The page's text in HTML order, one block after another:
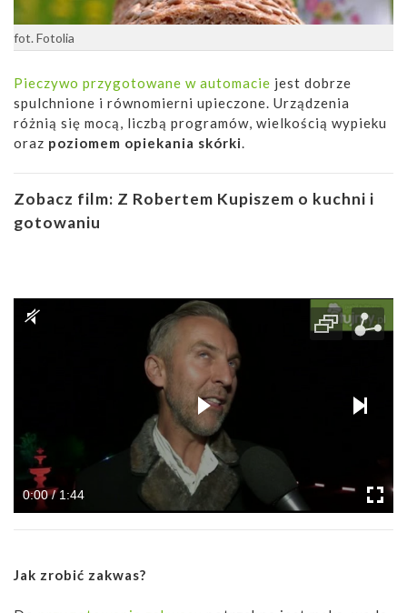
fot. Fotolia
Pieczywo przygotowane w automacie jest dobrze
spulchnione i równomierni upieczone. Urządzenia
różnią się mocą, liczbą programów, wielkością wypieku
oraz poziomem opiekania skórki.
Zobacz film: Z Robertem Kupiszem o kuchni i
gotowaniu
0:00 / 1:44
Jak zrobić zakwas?